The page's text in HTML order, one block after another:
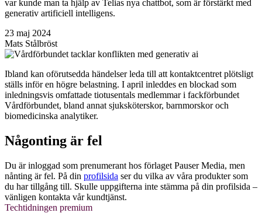
var kunde man ta hjälp av Telias nya chattbot, som är förstärkt med
generativ artificiell intelligens.
23 maj 2024
Mats Stålbröst
Ibland kan oförutsedda händelser leda till att kontaktcentret plötsligt
ställs inför en högre belastning. I april inleddes en blockad som
inledningsvis omfattade tiotusentals medlemmar i fackförbundet
Vårdförbundet, bland annat sjuksköterskor, barnmorskor och
biomedicinska analytiker.
Någonting är fel
Du är inloggad som prenumerant hos förlaget Pauser Media, men
nånting är fel. På din profilsida ser du vilka av våra produkter som
du har tillgång till. Skulle uppgifterna inte stämma på din profilsida –
vänligen kontakta vår kundtjänst.
Techtidningen premium